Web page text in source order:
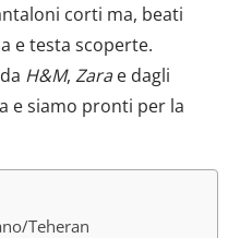
corti ma, beati
e testa scoperte.
H&M, Zarae dagli
e siamo pronti per la
Teheran